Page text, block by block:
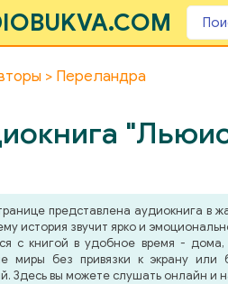
Переландра
представлена аудиокнига в
история звучит ярко и
с книгой в удобное время -
миры без привязки к экрану
Здесь вы можете слушать онлайн и